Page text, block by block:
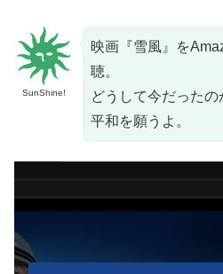
SunShine!
映画『雪風』を
聴。
どうして今だったの
平和を願うよ。